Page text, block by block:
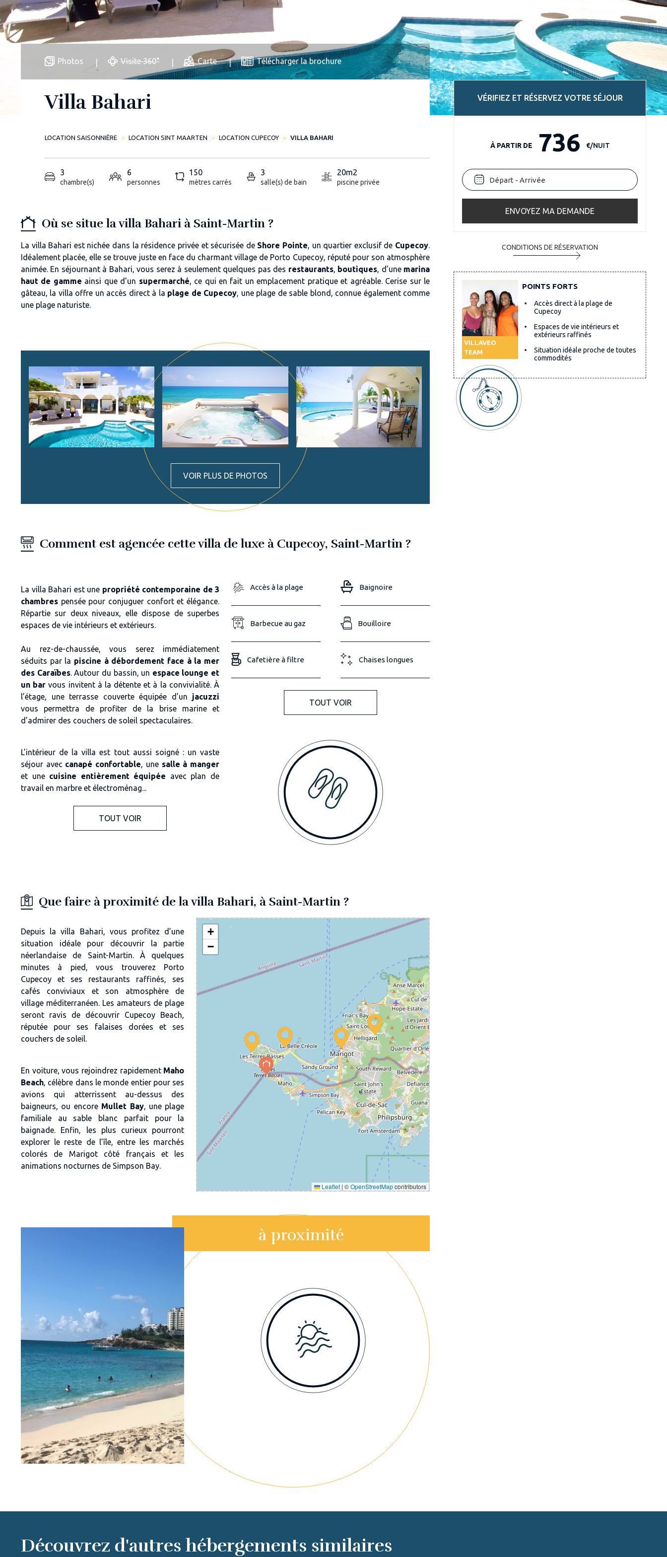
Photos Visite 360° Carte Télécharger la brochure
Villa Bahari
LOCATION SAISONNIÈRE LOCATION SINT MAARTEN LOCATION CUPECOY VILLA BAHARI
3
chambre(s)
6
personnes
150
mètres carrés
3
salle(s) de bain
20m2
piscine privée
Où se situe la villa Bahari à Saint-Martin ?
La villa Bahari est nichée dans la résidence privée et sécurisée de Shore Pointe, un quartier exclusif de Cupecoy.
Idéalement placée, elle se trouve juste en face du charmant village de Porto Cupecoy, réputé pour son atmosphère
animée. En séjournant à Bahari, vous serez à seulement quelques pas des restaurants, boutiques, d’une marina
haut de gamme ainsi que d’un supermarché, ce qui en fait un emplacement pratique et agréable. Cerise sur le
gâteau, la villa offre un accès direct à la plage de Cupecoy, une plage de sable blond, connue également comme
une plage naturiste.
VOIR PLUS DE PHOTOS
Comment est agencée cette villa de luxe à Cupecoy, Saint-Martin ?
La villa Bahari est une propriété contemporaine de 3
chambres pensée pour conjuguer confort et élégance.
Répartie sur deux niveaux, elle dispose de superbes
espaces de vie intérieurs et extérieurs.
Au rez-de-chaussée, vous serez immédiatement
séduits par la piscine à débordement face à la mer
des Caraïbes. Autour du bassin, un espace lounge et
un bar vous invitent à la détente et à la convivialité. À
l’étage, une terrasse couverte équipée d’un jacuzzi
vous permettra de profiter de la brise marine et
d’admirer des couchers de soleil spectaculaires.
L’intérieur de la villa est tout aussi soigné : un vaste
séjour avec canapé confortable , une salle à manger
et une cuisine entièrement équipée avec plan de
travail en marbre et électroménag...
TOUT VOIR
Accès à la plage Baignoire
Barbecue au gaz Bouilloire
Cafetière à filtre Chaises longues
TOUT VOIR
Que faire à proximité de la villa Bahari, à Saint-Martin ?
Depuis la villa Bahari, vous profitez d’une
situation idéale pour découvrir la partie
néerlandaise de Saint-Martin. À quelques
minutes à pied, vous trouverez Porto
Cupecoy et ses restaurants raffinés, ses
cafés conviviaux et son atmosphère de
village méditerranéen. Les amateurs de plage
seront ravis de découvrir Cupecoy Beach,
réputée pour ses falaises dorées et ses
couchers de soleil.
En voiture, vous rejoindrez rapidement Maho
Beach , célèbre dans le monde entier pour ses
avions qui atterrissent au-dessus des
baigneurs, ou encore Mullet Bay, une plage
familiale au sable blanc parfait pour la
baignade. Enfin, les plus curieux pourront
explorer le reste de l’île, entre les marchés
colorés de Marigot côté français et les
animations nocturnes de Simpson Bay.
+
−
Leaflet | ©OpenStreetMapcontributors
à proximité
VÉRIFIEZ ET RÉSERVEZ VOTRE SÉJOUR
À PARTIR DE 736 €/NUIT
ENVOYEZ MA DEMANDE
CONDITIONS DE RÉSERVATION
VILLAVEO
TEAM
POINTS FORTS
Accès direct à la plage de
Cupecoy
Espaces de vie intérieurs et
extérieurs raffinés
Situation idéale proche de toutes
commodités
Découvrez d'autres hébergements similaires